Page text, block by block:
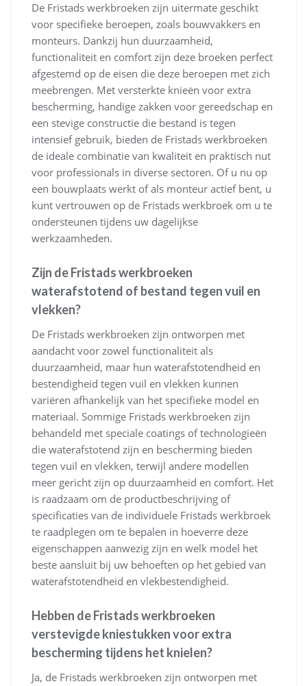
De Fristads werkbroeken zijn uitermate geschikt
voor specifieke beroepen, zoals bouwvakkers en
monteurs. Dankzij hun duurzaamheid,
functionaliteit en comfort zijn deze broeken perfect
afgestemd op de eisen die deze beroepen met zich
meebrengen. Met versterkte knieën voor extra
bescherming, handige zakken voor gereedschap en
een stevige constructie die bestand is tegen
intensief gebruik, bieden de Fristads werkbroeken
de ideale combinatie van kwaliteit en praktisch nut
voor professionals in diverse sectoren. Of u nu op
een bouwplaats werkt of als monteur actief bent, u
kunt vertrouwen op de Fristads werkbroek om u te
ondersteunen tijdens uw dagelijkse
werkzaamheden.
Zijn de Fristads werkbroeken
waterafstotend of bestand tegen vuil en
vlekken?
De Fristads werkbroeken zijn ontworpen met
aandacht voor zowel functionaliteit als
duurzaamheid, maar hun waterafstotendheid en
bestendigheid tegen vuil en vlekken kunnen
variëren afhankelijk van het specifieke model en
materiaal. Sommige Fristads werkbroeken zijn
behandeld met speciale coatings of technologieën
die waterafstotend zijn en bescherming bieden
tegen vuil en vlekken, terwijl andere modellen
meer gericht zijn op duurzaamheid en comfort. Het
is raadzaam om de productbeschrijving of
specificaties van de individuele Fristads werkbroek
te raadplegen om te bepalen in hoeverre deze
eigenschappen aanwezig zijn en welk model het
beste aansluit bij uw behoeften op het gebied van
waterafstotendheid en vlekbestendigheid.
Hebben de Fristads werkbroeken
verstevigde kniestukken voor extra
bescherming tijdens het knielen?
Ja, de Fristads werkbroeken zijn ontworpen met